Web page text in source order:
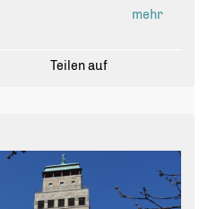
mehr
Teilen auf